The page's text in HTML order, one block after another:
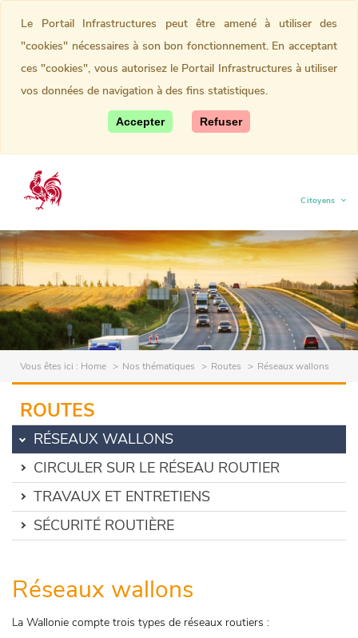
Citoyens
(current)
Vous êtes ici : Home Nos thématiques Routes Réseaux wallons
ROUTES
RÉSEAUX WALLONS
CIRCULER SUR LE RÉSEAU ROUTIER
TRAVAUX ET ENTRETIENS
SÉCURITÉ ROUTIÈRE
Réseaux wallons
La Wallonie compte trois types de réseaux routiers :
Le Portail Infrastructures peut être amené à utiliser des
"cookies" nécessaires à son bon fonctionnement. En acceptant
ces "cookies", vous autorisez le Portail Infrastructures à utiliser
vos données de navigation à des fins statistiques.
Accepter Refuser